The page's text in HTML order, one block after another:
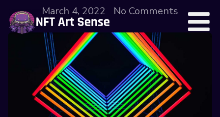
March 4, 2022 No Comments